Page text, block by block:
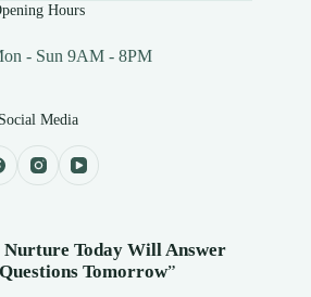
Hours
- Sun 9AM - 8PM
Social Media
Nurture Today Will Answer
Questions Tomorrow”